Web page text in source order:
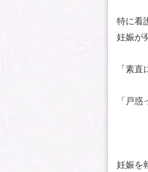
特に看
妊娠が
「素直
「戸
妊娠を